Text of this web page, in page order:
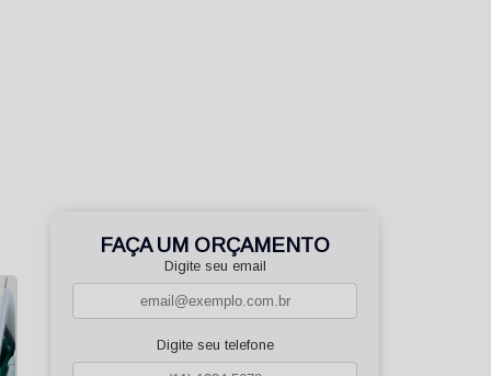
FAÇA UM ORÇAMENTO
Digite seu email
Digite seu telefone